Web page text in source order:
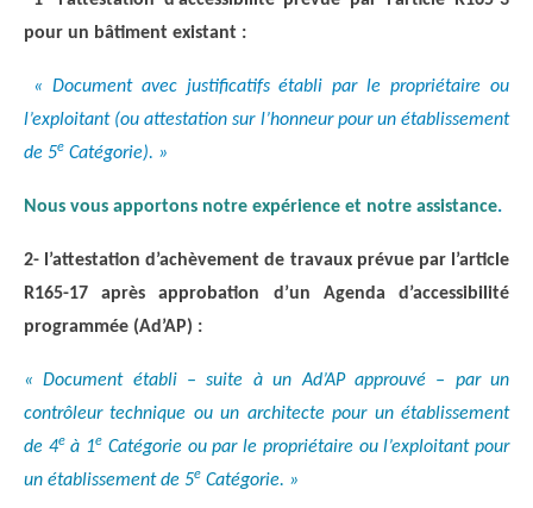
pour un bâtiment existant :
« Document avec justificatifs établi par le propriétaire ou
l’exploitant (ou attestation sur l’honneur pour un établissement
de 5e Catégorie). »
Nous vous apportons notre expérience et notre assistance.
2- l’attestation d’achèvement de travaux prévue par l’article
R165-17 après approbation d’un Agenda d’accessibilité
programmée (Ad’AP) :
« Document établi – suite à un Ad’AP approuvé – par un
contrôleur technique ou un architecte pour un établissement
de 4e à 1e Catégorie ou par le propriétaire ou l’exploitant pour
un établissement de 5e Catégorie. »